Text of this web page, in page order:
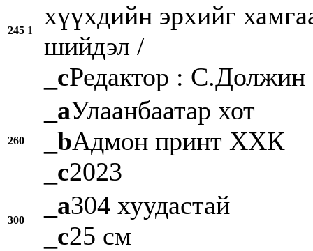
245 1
хүүхдийн эрхийг
шийдэл /
_cРедактор : С.Должин
260
_aУлаанбаатар хот
_bАдмон принт ХХК
_c2023
300
_a304 хуудастай
_c25 см